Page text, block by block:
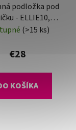
podložka pod
- ELLIE10,
cm, 1,8 mm
(>15 ks)
€28
KOŠÍKA